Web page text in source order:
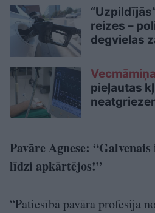
reizes –
degvielas
Vecmāmiņa
pieļautas
Pavāre Agnese:
līdzi apkārtējos!”
“Patiesībā pavāra profesija